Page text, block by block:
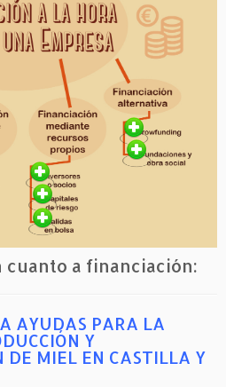
a financiación:
AYUDAS PARA LA
Y
DE MIEL EN CASTILLA Y